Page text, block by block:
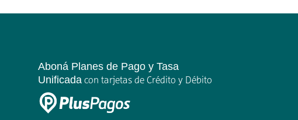
Aboná Planes de Pago y Tasa
Unificadacon tarjetas de Crédito y Débito